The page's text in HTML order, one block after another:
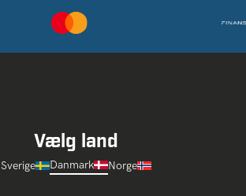
Vælg land
Sverige Danmark Norge